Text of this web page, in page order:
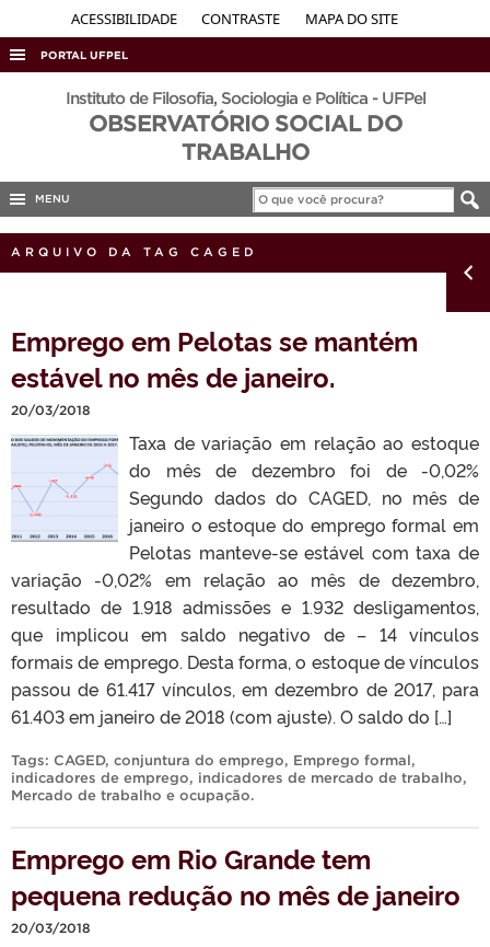
ACESSIBILIDADE CONTRASTE MAPA DO SITE
PORTAL UFPEL
ACESSO À INFORMAÇÃO
AUDITORIA
CONCURSOS
PORTARIAS
TELEFONES
Instituto de Filosofia, Sociologia e Política - UFPel
OBSERVATÓRIO SOCIAL DO
TRABALHO
MENU
ARQUIVO DA TAG CAGED
Emprego em Pelotas se mantém
estável no mês de janeiro.
20/03/2018
Taxa de variação em relação ao estoque
do mês de dezembro foi de -0,02%
Segundo dados do CAGED, no mês de
janeiro o estoque do emprego formal em
Pelotas manteve-se estável com taxa de
variação -0,02% em relação ao mês de dezembro,
resultado de 1.918 admissões e 1.932 desligamentos,
que implicou em saldo negativo de – 14 vínculos
formais de emprego. Desta forma, o estoque de vínculos
passou de 61.417 vínculos, em dezembro de 2017, para
61.403 em janeiro de 2018 (com ajuste). O saldo do […]
Tags: CAGED, conjuntura do emprego, Emprego formal,
indicadores de emprego, indicadores de mercado de trabalho,
Mercado de trabalho e ocupação.
Emprego em Rio Grande tem
pequena redução no mês de janeiro
20/03/2018